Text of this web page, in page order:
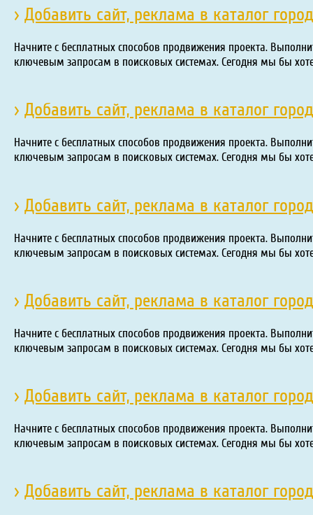
› Добавить сайт, реклама в каталог
Начните с бесплатных способов продвижения проекта.
ключевым запросам в поисковых системах. Сегодня мы бы
› Добавить сайт, реклама в каталог
Начните с бесплатных способов продвижения проекта.
ключевым запросам в поисковых системах. Сегодня мы бы
› Добавить сайт, реклама в каталог
Начните с бесплатных способов продвижения проекта.
ключевым запросам в поисковых системах. Сегодня мы бы
› Добавить сайт, реклама в каталог
Начните с бесплатных способов продвижения проекта.
ключевым запросам в поисковых системах. Сегодня мы бы
› Добавить сайт, реклама в каталог
Начните с бесплатных способов продвижения проекта.
ключевым запросам в поисковых системах. Сегодня мы бы
› Добавить сайт, реклама в каталог